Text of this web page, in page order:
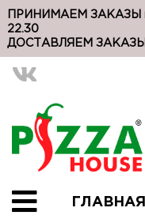
ПРИНИМАЕМ ЗАКАЗЫ
22.30
ДОСТАВЛЯЕМ ЗАКАЗЫ
ГЛАВНАЯ